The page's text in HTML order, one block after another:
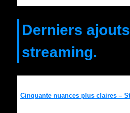
Derniers ajouts
streaming.
Cinquante nuances plus claires –